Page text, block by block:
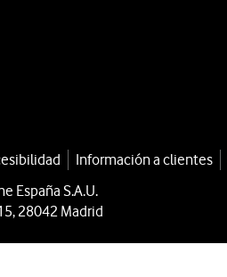
Información a clientes
España S.A.U.
28042 Madrid